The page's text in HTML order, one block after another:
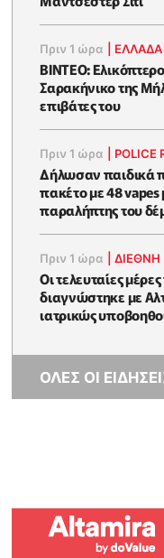
Πριν 1 ώρα ΕΛΛΑΔΑ
BINTEO:
Σαρακήνικο της
επιβάτες του
Πριν 1 ώρα POLICE
Δήλωσαν παιδικά
πακέτο με 48
παραλήπτης του
Πριν 1 ώρα |ΔΙΕΘΝΗ
Οι τελευταίες
διαγνώστηκε με
ιατρικώς
ΟΛΕΣ ΟΙ